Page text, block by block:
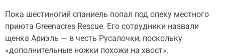
Пока шестиногий спаниель попал под опеку местного
приюта Greenacres Rescue. Его сотрудники назвали
щенка Ариэль — в честь Русалочки, поскольку
«дополнительные ножки похожи на хвост».